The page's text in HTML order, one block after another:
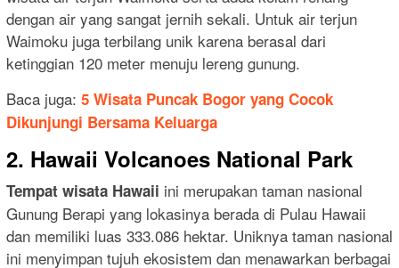
dengan air yang sangat jernih sekali. Untuk air terjun
Waimoku juga terbilang unik karena berasal dari
ketinggian 120 meter menuju lereng gunung.
Baca juga: 5 Wisata Puncak Bogor yang Cocok
Dikunjungi Bersama Keluarga
2. Hawaii Volcanoes National Park
Tempat wisata Hawaii ini merupakan taman nasional
Gunung Berapi yang lokasinya berada di Pulau Hawaii
dan memiliki luas 333.086 hektar. Uniknya taman nasional
ini menyimpan tujuh ekosistem dan menawarkan berbagai